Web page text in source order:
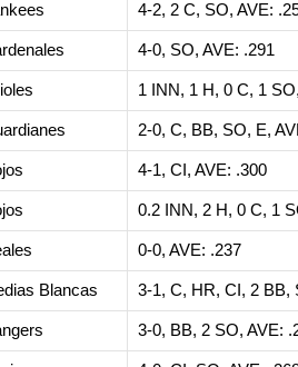
4-2, 2 C, SO, AVE:
4-0, SO, AVE: .291
1 INN, 1 H, 0 C, 1
2-0, C, BB, SO, E,
4-1, CI, AVE: .300
0.2 INN, 2 H, 0 C, 1
0-0, AVE: .237
Blancas 3-1, C, HR, CI, 2 BB,
3-0, BB, 2 SO, AVE: